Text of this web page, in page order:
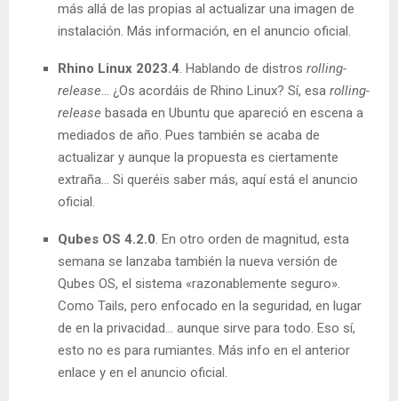
más allá de las propias al actualizar una imagen de
instalación. Más información, en el anuncio oficial.
Rhino Linux 2023.4. Hablando de distros rolling-
release… ¿Os acordáis de Rhino Linux? Sí, esa rolling-
release basada en Ubuntu que apareció en escena a
mediados de año. Pues también se acaba de
actualizar y aunque la propuesta es ciertamente
extraña… Si queréis saber más, aquí está el anuncio
oficial.
Qubes OS 4.2.0. En otro orden de magnitud, esta
semana se lanzaba también la nueva versión de
Qubes OS, el sistema «razonablemente seguro».
Como Tails, pero enfocado en la seguridad, en lugar
de en la privacidad… aunque sirve para todo. Eso sí,
esto no es para rumiantes. Más info en el anterior
enlace y en el anuncio oficial.